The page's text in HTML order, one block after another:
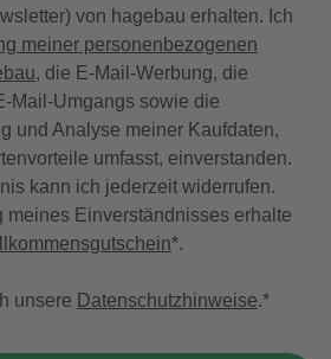
von hagebau erhalten. Ich
meiner personenbezogenen
, die E-Mail-Werbung, die
Mail-Umgangs sowie die
und Analyse meiner Kaufdaten,
umfasst, einverstanden.
kann ich jederzeit widerrufen.
meines Einverständnisses erhalte
*.
unsere Datenschutzhinweise.